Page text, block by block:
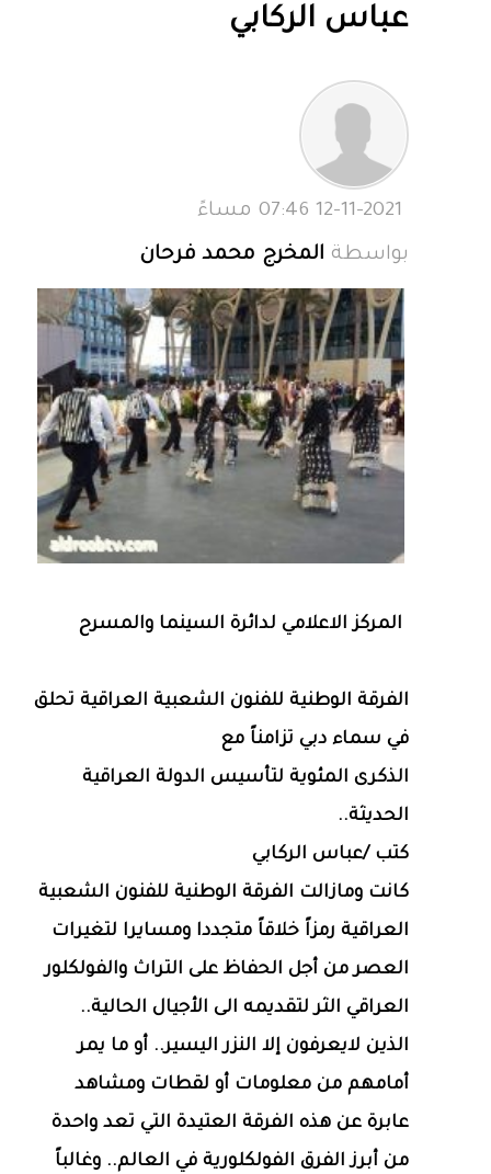
عباس الركابي
بواسطة المخرج محمد فرحان
المركز الاعلامي لدائرة السينما والمسرح
الفرقة الوطنية للفنون الشعبية العراقية تحلق
في سماء دبي تزامناً مع
الذكرى المئوية لتأسيس الدولة العراقية
الحديثة..
كتب /عباس الركابي
كانت ومازالت الفرقة الوطنية للفنون الشعبية
العراقية رمزاً خلاقاً متجددا ومسايرا لتغيرات
العصر من أجل الحفاظ على التراث والفولكلور
العراقي الثر لتقديمه الى الأجيال الحالية..
الذين لايعرفون إلا النزر اليسير.. أو ما يمر
أمامهم من معلومات أو لقطات ومشاهد
عابرة عن هذه الفرقة العتيدة التي تعد واحدة
من أبرز الفرق الفولكلورية في العالم.. وغالباً